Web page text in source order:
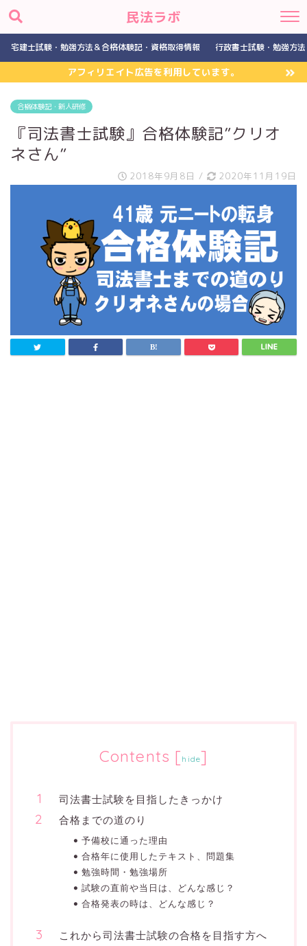
民法ラボ
宅建士試験・勉強方法＆合格体験記・資格取得情報 行政書士試験・勉強方
アフィリエイト広告を利用しています。
合格体験記・新人研修
『司法書士試験』合格体験記”クリオ
ネさん”
2018年9月8日 / 2020年11月19日
Contents [ hide]
司法書士試験を目指したきっかけ
合格までの道のり
予備校に通った理由
合格年に使用したテキスト、問題集
勉強時間・勉強場所
試験の直前や当日は、どんな感じ？
合格発表の時は、どんな感じ？
これから司法書士試験の合格を目指す方へ